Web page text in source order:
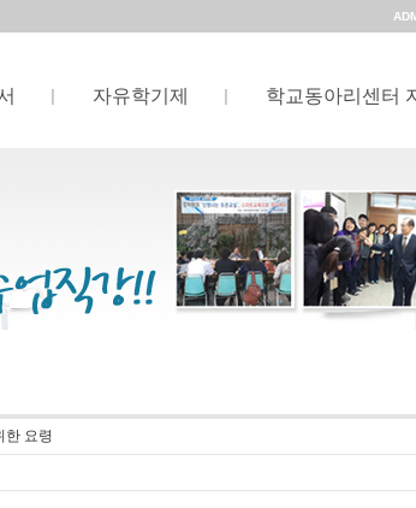
자유학기제 학교동아리센터
한 요령